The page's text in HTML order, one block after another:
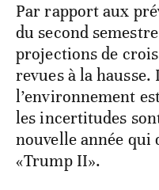
Par rapport aux
du second
projections de
revues à la
l’environnement
les incertitudes
nouvelle année qui
«Trump II».